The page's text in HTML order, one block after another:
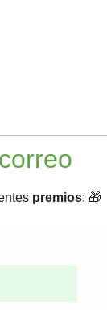
premios: 🎁